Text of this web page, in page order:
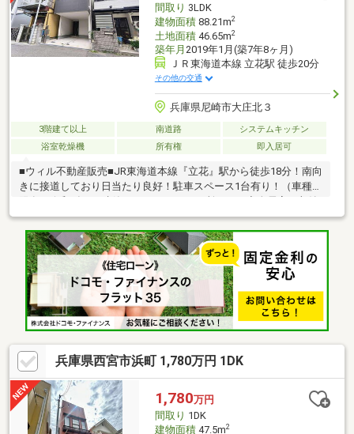
間取り 3LDK
建物面積88.21m2
土地面積46.65m2
築年月 2019年1月(築7年8ヶ月)
ＪＲ東海道本線 立花駅 徒歩20分
その他の交通
兵庫県尼崎市大庄北３
3階建て以上 南道路
システムキッチン
浴室乾燥機
所有権 即入居可
■ウィル不動産販売■JR東海道本線『立花』駅から徒歩18分！南向
きに接道しており日当たり良好！駐車スペース1台有り！（車種制
あり！◇食洗器・洗浄便座・浴室乾燥機などの付帯設備も充実！
◇周辺は自転車での移動にも嬉しいフラットな地勢！◇小・中学
校が徒歩圏内10分圏内でお子様の通学にも安心！【弊社の特徴に
ついて】■お車でのご来場も可能です。駐車場も完備しておりま
すのでご利用ください。■キッズスペースもございますので、小
さなお子様がいらっしゃるご家庭もお気軽にご来場ください！
兵庫県西宮市浜町 1,780万円 1DK
1,780万円
間取り 1DK
建物面積47.5m2